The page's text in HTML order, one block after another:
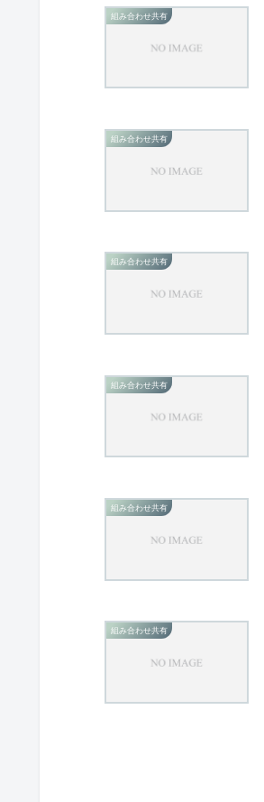
組み合わせ共有
組み合わせ共有
組み合わせ共有
組み合わせ共有
組み合わせ共有
組み合わせ共有